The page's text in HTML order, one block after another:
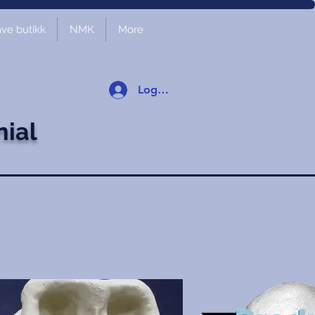
butikk NMK More
Logg inn